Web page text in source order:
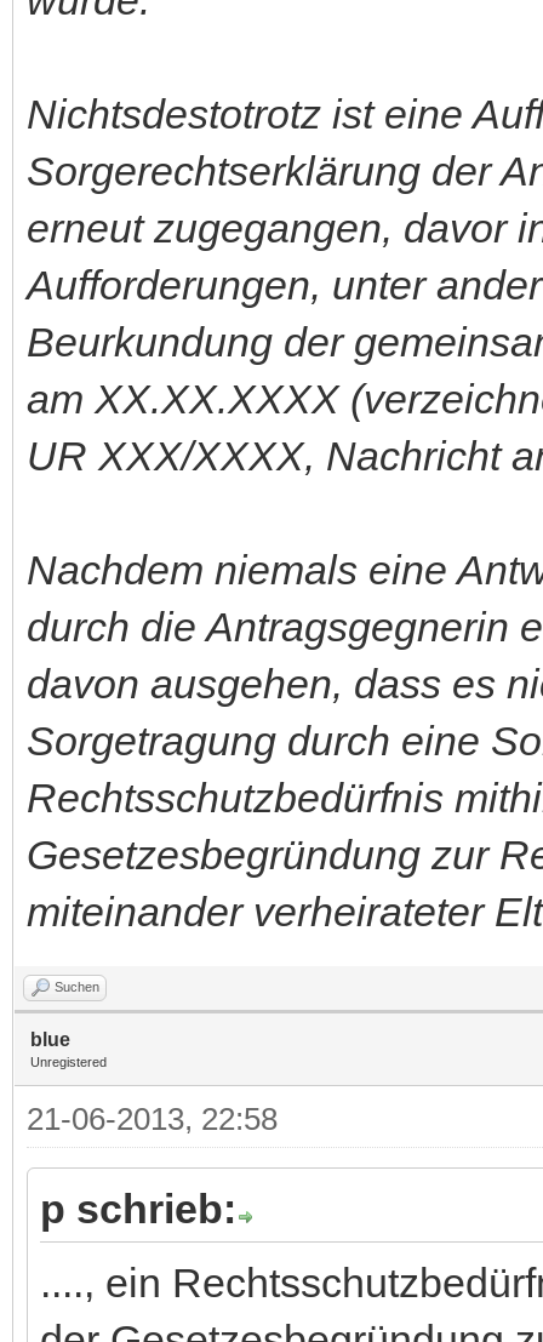
Nichtsdestotrotz ist eine
Sorgerechtserklärung der
erneut zugegangen, davor
Aufforderungen, unter
Beurkundung der
am XX.XX.XXXX
UR XXX/XXXX, Nachricht
Nachdem niemals eine
durch die Antragsgegnerin
davon ausgehen, dass es
Sorgetragung durch eine
Rechtsschutzbedürfnis
Gesetzesbegründung zur
miteinander verheirateter
Suchen
blue
Unregistered
21-06-2013, 22:58
p schrieb:
...., ein